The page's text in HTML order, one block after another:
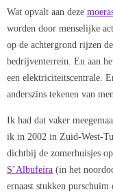
Wat opvalt aan deze
worden door menselijke
op de achtergrond rijzen
bedrijventerrein. En aan
een elektriciteitscentrale.
anderszins tekenen van
Ik had dat vaker
ik in 2002 in Zuid-West-
dichtbij de zomerhuisjes
S’Albufeira (in het
ernaast stukken